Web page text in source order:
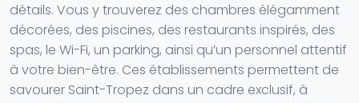
détails. Vous y trouverez des chambres élégamment
décorées, des piscines, des restaurants inspirés, des
spas, le Wi-Fi, un parking, ainsi qu’un personnel attentif
à votre bien-être. Ces établissements permettent de
savourer Saint-Tropez dans un cadre exclusif, à